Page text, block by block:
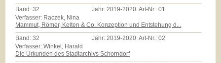
Band:32 Jahr: 2019-2020 Art-Nr.:01
Verfasser: Raczek, Nina
Mammut, Römer, Kelten & Co. Konzeption und Entstehung d...
Band:32 Jahr:2019-2020 Art-Nr.:02
Verfasser: Winkel, Harald
Die Urkunden des Stadtarchivs Schorndorf